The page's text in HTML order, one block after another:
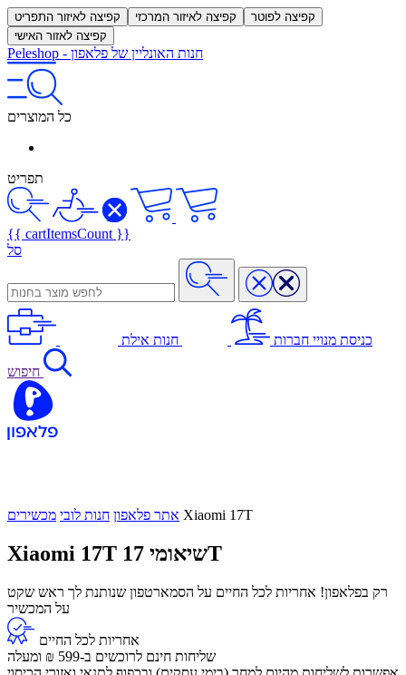
קפיצה לאיזור התפריט קפיצה לאיזור המרכזי
קפיצה לפוטר
קפיצה לאזור האישי
Peleshop - חנות האונליין של פלאפון
כל המוצרים
תפריט
{{ cartItemsCount }}
סל
כניסת מנויי חברות חנות אילת
חיפוש
אתר פלאפון חנות לובי מכשירים Xiaomi 17T
Xiaomi 17T שיאומי 17T
רק בפלאפון! אחריות לכל החיים על הסמארטפון שנותנת לך ראש שקט
על המכשיר
אחריות לכל החיים
שליחות חינם לרוכשים ב-599 ₪ ומעלה